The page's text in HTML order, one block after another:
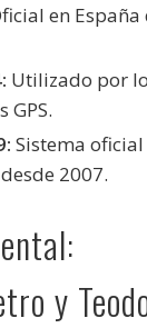
en España
Utilizado por
GPS.
Sistema oficial
2007.
y